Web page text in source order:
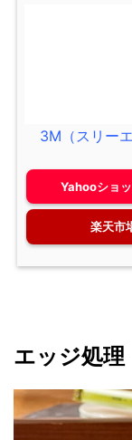
3M（スリー
Yahooショ
楽天市
エッジ処理